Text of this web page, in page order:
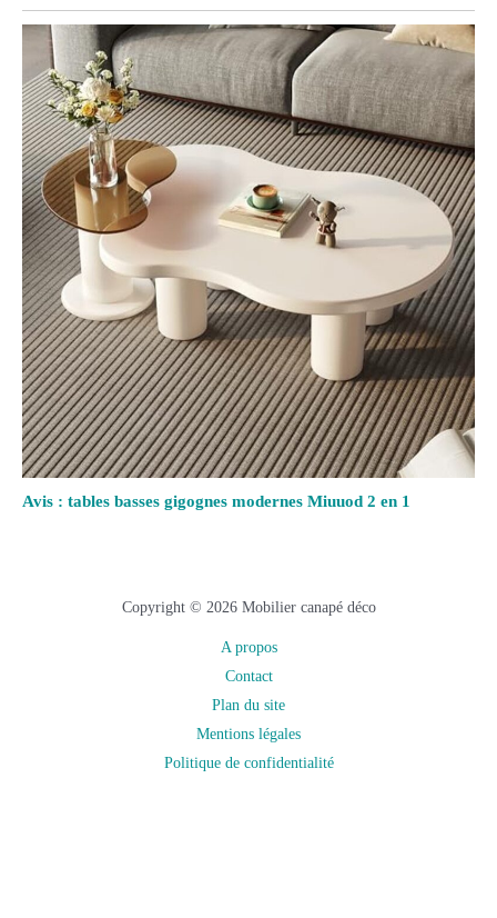
Avis : tables basses gigognes modernes Miuuod 2 en 1
Copyright © 2026 Mobilier canapé déco
A propos
Contact
Plan du site
Mentions légales
Politique de confidentialité